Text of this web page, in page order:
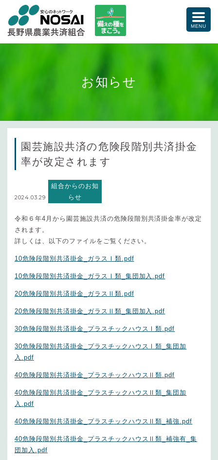
備えの種をまこう。
toggle
MENU
お知らせ
園芸施設共済の危険段階別共済掛金
率が改定されます
2024.03.29
組合からのお知
らせ
令和６年4月から園芸施設共済の危険段階別共済掛金率が改定
されます。
詳しくは、以下のファイルをご覧ください。
10危険段階別共済掛金_ガラスⅠ類.pdf
10危険段階別共済掛金_ガラスⅠ類_集団加入.pdf
20危険段階別共済掛金_ガラスⅡ類.pdf
20危険段階別共済掛金_ガラスⅡ類_集団加入.pdf
30危険段階別共済掛金_プラスチックハウスⅠ類.pdf
30危険段階別共済掛金_プラスチックハウスⅠ類_集団加
入.pdf
40危険段階別共済掛金_プラスチックハウスⅡ類.pdf
40危険段階別共済掛金_プラスチックハウスⅡ類_集団加
入.pdf
40危険段階別共済掛金_プラスチックハウスⅡ類_補強.pdf
40危険段階別共済掛金_プラスチックハウスⅡ類_補強有_集
団加入.pdf